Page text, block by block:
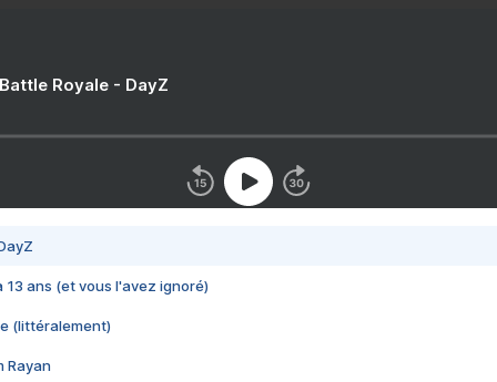
Royale - DayZ
13 ans (et vous l'avez ignoré)
(littéralement)
Rayan